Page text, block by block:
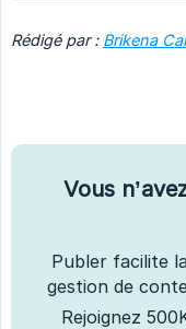
Rédigé par : Brikena
Vous
Publer facilite
gestion de
Rejoignez